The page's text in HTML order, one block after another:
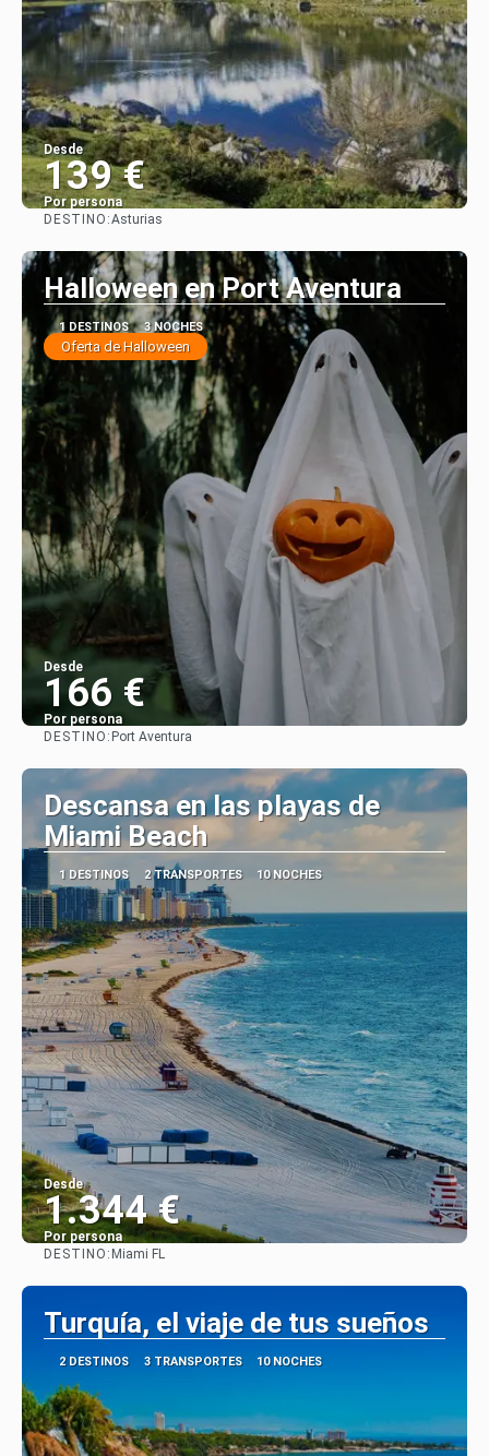
Desde
139 €
Por persona
DESTINO:Asturias
Halloween en Port Aventura
1 DESTINOS 3 NOCHES
Oferta de Halloween
Desde
166 €
Por persona
DESTINO: Port Aventura
Descansa en las playas de
Miami Beach
1 DESTINOS 2 TRANSPORTES 10 NOCHES
Desde
1.344 €
Por persona
DESTINO: Miami FL
Turquía, el viaje de tus sueños
2 DESTINOS 3 TRANSPORTES 10 NOCHES